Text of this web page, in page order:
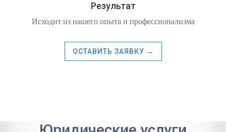
Результат
Исходит из нашего опыта и профессионализма
ОСТАВИТЬ ЗАЯВКУ →